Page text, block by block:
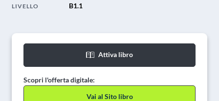
LIVELLO B1.1
Attiva libro
Scopri l'offerta digitale:
Vai al Sito libro